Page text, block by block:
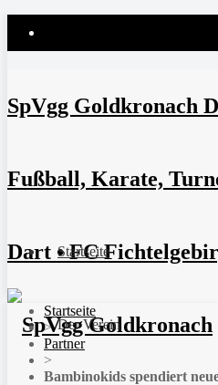
SpVgg Goldkronach
Fußball, Karate,
Dart • FC
Startseite
Der Verein
Startseite
>
Partner
>
Bambinokids spendiert